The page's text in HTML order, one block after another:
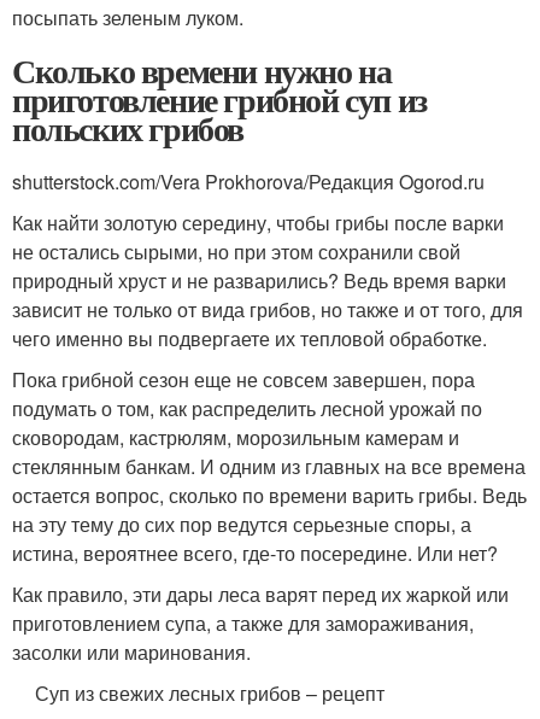
посыпать зеленым луком.
Сколько времени нужно на
приготовление грибной суп из
польских грибов
shutterstock.com/Vera Prokhorova/Редакция Ogorod.ru
Как найти золотую середину, чтобы грибы после варки
не остались сырыми, но при этом сохранили свой
природный хруст и не разварились? Ведь время варки
зависит не только от вида грибов, но также и от того, для
чего именно вы подвергаете их тепловой обработке.
Пока грибной сезон еще не совсем завершен, пора
подумать о том, как распределить лесной урожай по
сковородам, кастрюлям, морозильным камерам и
стеклянным банкам. И одним из главных на все времена
остается вопрос, сколько по времени варить грибы. Ведь
на эту тему до сих пор ведутся серьезные споры, а
истина, вероятнее всего, где-то посередине. Или нет?
Как правило, эти дары леса варят перед их жаркой или
приготовлением супа, а также для замораживания,
засолки или маринования.
Суп из свежих лесных грибов – рецепт